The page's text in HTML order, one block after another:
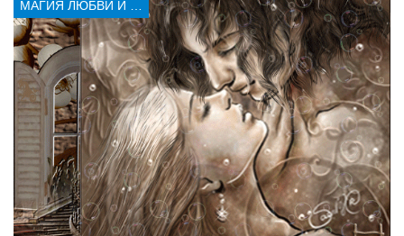
Обряд выполнения
сексуального приворота
Подготовив все необходимое
и выбрав подходящий день,
приступайте к сексуальному
привороту на девушку в